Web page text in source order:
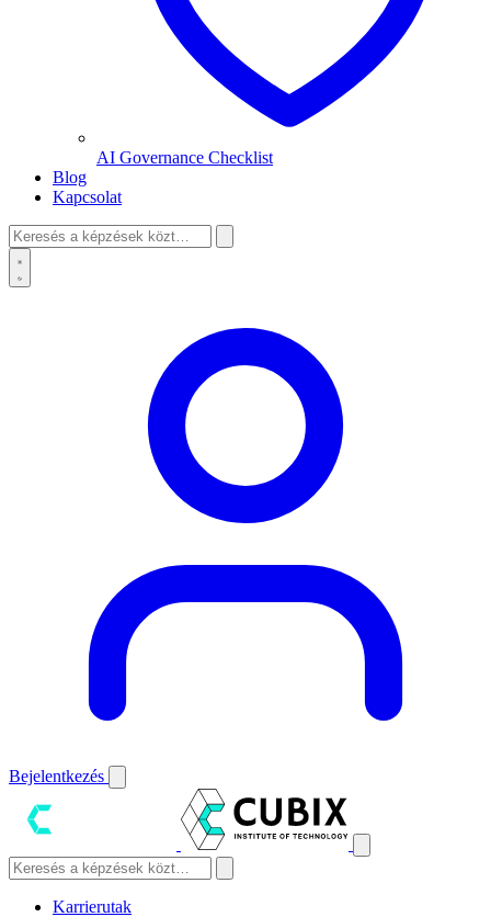
AI Governance Checklist
Blog
Kapcsolat
Bejelentkezés
Karrierutak